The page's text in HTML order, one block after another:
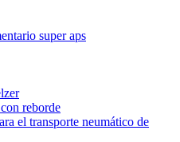
super aps
reborde
el transporte neumático de